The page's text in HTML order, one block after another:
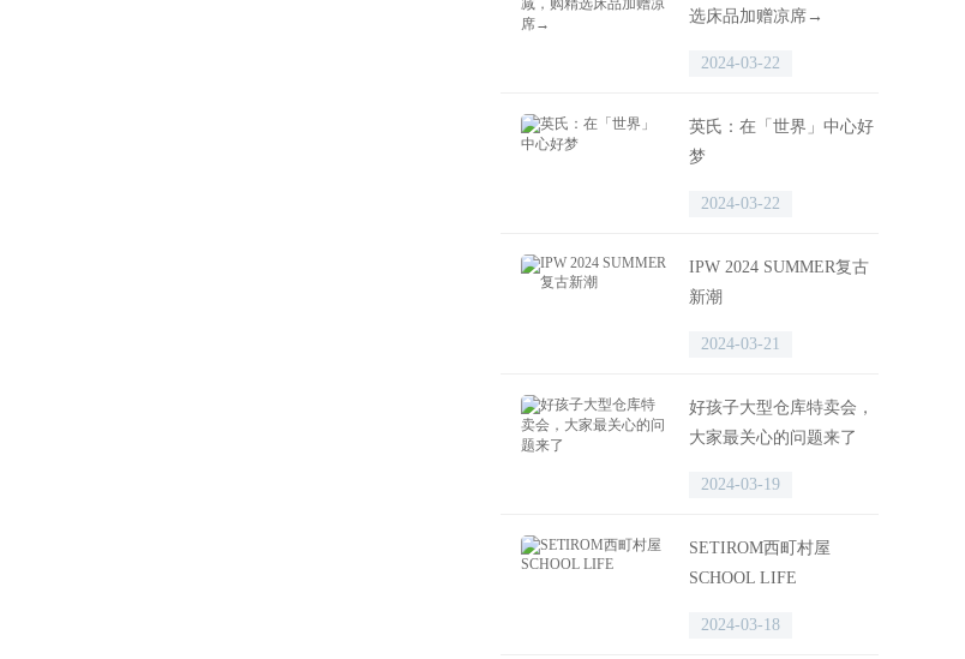
选床品加赠凉席→
2024-03-22
英氏：在「世界」中心好
梦
2024-03-22
IPW 2024 SUMMER复古
新潮
2024-03-21
好孩子大型仓库特卖会，
大家最关心的问题来了
2024-03-19
SETIROM西町村屋
SCHOOL LIFE
2024-03-18